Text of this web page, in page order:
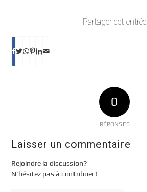
Partager cet entrée
0
RÉPONSES
Laisser un commentaire
Rejoindre la discussion?
N’hésitez pas à contribuer !